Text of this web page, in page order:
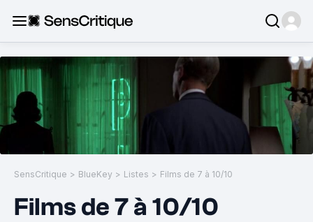
SensCritique > BlueKey > Listes > Films de 7 à 10/10
Films de 7 à 10/10